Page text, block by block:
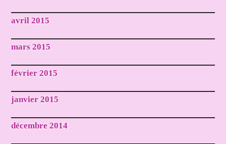
avril 2015
mars 2015
février 2015
janvier 2015
décembre 2014